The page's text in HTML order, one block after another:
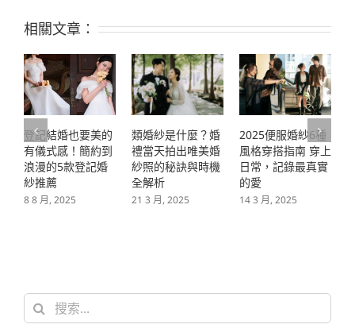
相關文章：
類婚紗是什麼？婚
禮當天拍出唯美婚
紗照的秘訣與時機
全解析
21 3 月, 2025
2025便服婚紗6種
風格穿搭指南 穿上
日常，記錄最真實
的愛
14 3 月, 2025
2025新郎髮型推薦
指南 7款打造專屬
你的個性造型｜冉
冉學堂
27 2 月, 2025
搜